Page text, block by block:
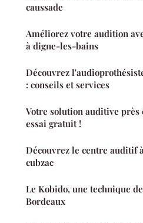
caussade
Améliorez votre audition
à digne-les-bains
Découvrez
: conseils et services
Votre solution auditive
essai gratuit !
Découvrez le centre auditif
cubzac
Le Kobido, une technique
Bordeaux